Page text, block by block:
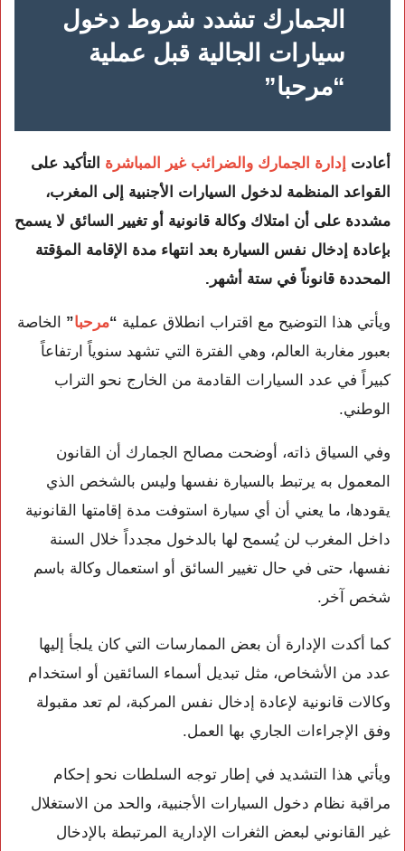
الجمارك تشدد شروط دخول
سيارات الجالية قبل عملية
“مرحبا”
أعادت إدارة الجمارك والضرائب غير المباشرة التأكيد على
القواعد المنظمة لدخول السيارات الأجنبية إلى المغرب،
مشددة على أن امتلاك وكالة قانونية أو تغيير السائق لا يسمح
بإعادة إدخال نفس السيارة بعد انتهاء مدة الإقامة المؤقتة
المحددة قانوناً في ستة أشهر.
ويأتي هذا التوضيح مع اقتراب انطلاق عملية “مرحبا” الخاصة
بعبور مغاربة العالم، وهي الفترة التي تشهد سنوياً ارتفاعاً
كبيراً في عدد السيارات القادمة من الخارج نحو التراب
الوطني.
وفي السياق ذاته، أوضحت مصالح الجمارك أن القانون
المعمول به يرتبط بالسيارة نفسها وليس بالشخص الذي
يقودها، ما يعني أن أي سيارة استوفت مدة إقامتها القانونية
داخل المغرب لن يُسمح لها بالدخول مجدداً خلال السنة
نفسها، حتى في حال تغيير السائق أو استعمال وكالة باسم
شخص آخر.
كما أكدت الإدارة أن بعض الممارسات التي كان يلجأ إليها
عدد من الأشخاص، مثل تبديل أسماء السائقين أو استخدام
وكالات قانونية لإعادة إدخال نفس المركبة، لم تعد مقبولة
وفق الإجراءات الجاري بها العمل.
ويأتي هذا التشديد في إطار توجه السلطات نحو إحكام
مراقبة نظام دخول السيارات الأجنبية، والحد من الاستغلال
غير القانوني لبعض الثغرات الإدارية المرتبطة بالإدخال